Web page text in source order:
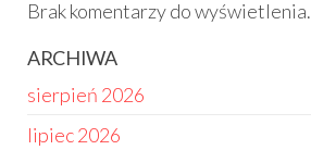
Brak komentarzy do wyświetlenia.
ARCHIWA
sierpień 2026
lipiec 2026